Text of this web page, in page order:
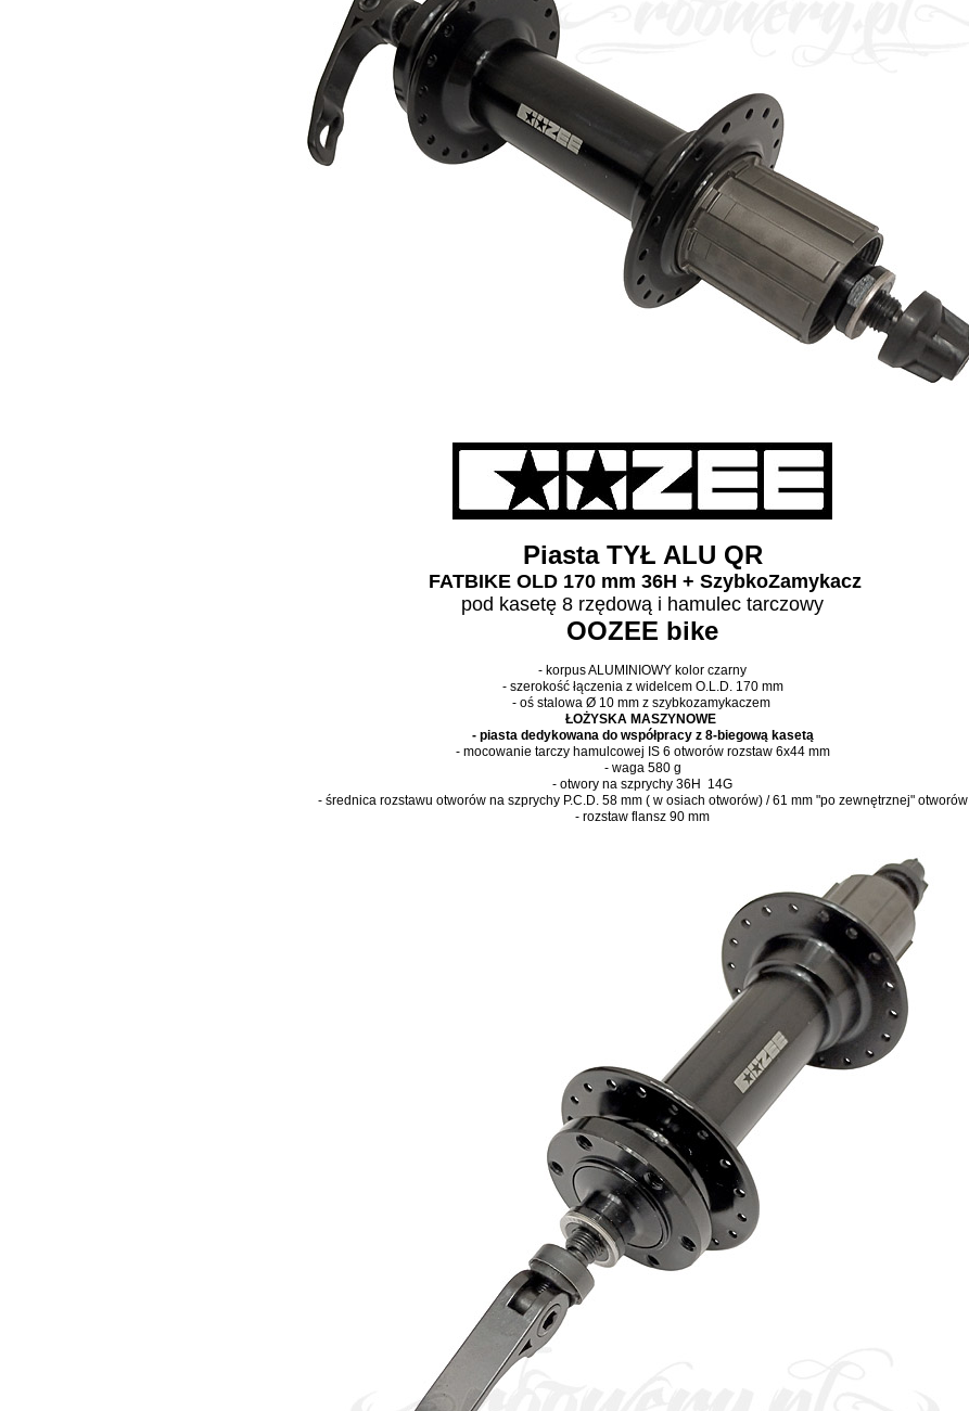
Piasta TYŁ ALU QR
FATBIKE OLD 170 mm 36H + SzybkoZamykacz
pod kasetę 8 rzędową i hamulec tarczowy
OOZEE bike
- korpus ALUMINIOWY kolor czarny
- szerokość łączenia z widelcem O.L.D. 170 mm
- oś stalowa Ø 10 mm z szybkozamykaczem
ŁOŻYSKA MASZYNOWE
- piasta dedykowana do współpracy z 8-biegową kasetą
- mocowanie tarczy hamulcowej IS 6 otworów rozstaw 6x44 mm
- waga 580 g
- otwory na szprychy 36H 14G
- średnica rozstawu otworów na szprychy P.C.D. 58 mm ( w osiach otworów) / 61 mm "po zewnętrznej" otworów
- rozstaw flansz 90 mm